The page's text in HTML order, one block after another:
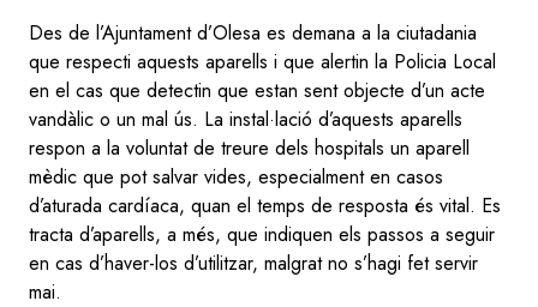
Des de l’Ajuntament d’Olesa es demana a la ciutadania
que respecti aquests aparells i que alertin la Policia Local
en el cas que detectin que estan sent objecte d’un acte
vandàlic o un mal ús. La instal·lació d’aquests aparells
respon a la voluntat de treure dels hospitals un aparell
mèdic que pot salvar vides, especialment en casos
d’aturada cardíaca, quan el temps de resposta és vital. Es
tracta d’aparells, a més, que indiquen els passos a seguir
en cas d’haver-los d’utilitzar, malgrat no s’hagi fet servir
mai.